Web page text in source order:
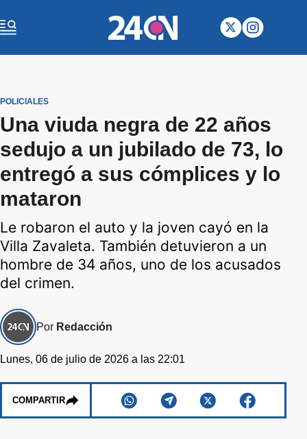
POLICIALES
Una viuda negra de 22 años
sedujo a un jubilado de 73, lo
entregó a sus cómplices y lo
mataron
Le robaron el auto y la joven cayó en la
Villa Zavaleta. También detuvieron a un
hombre de 34 años, uno de los acusados
del crimen.
Por Redacción
Lunes, 06 de julio de 2026 a las 22:01
COMPARTIR